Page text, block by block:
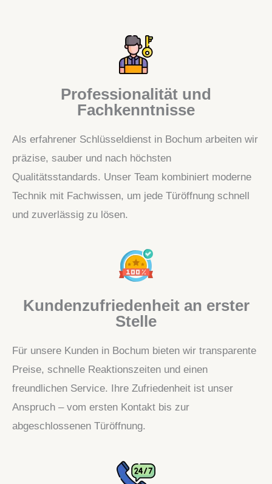
Professionalität und
Fachkenntnisse
Als erfahrener Schlüsseldienst in Bochum arbeiten wir
präzise, sauber und nach höchsten
Qualitätsstandards. Unser Team kombiniert moderne
Technik mit Fachwissen, um jede Türöffnung schnell
und zuverlässig zu lösen.
Kundenzufriedenheit an erster
Stelle
Für unsere Kunden in Bochum bieten wir transparente
Preise, schnelle Reaktionszeiten und einen
freundlichen Service. Ihre Zufriedenheit ist unser
Anspruch – vom ersten Kontakt bis zur
abgeschlossenen Türöffnung.